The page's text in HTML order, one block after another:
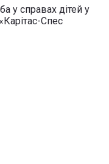
у справах дітей у
Спес